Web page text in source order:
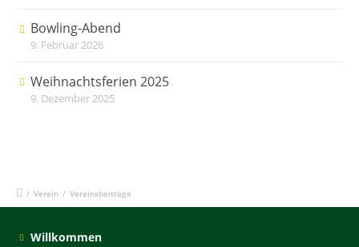
Bowling-Abend
9. Februar 2026
Weihnachtsferien 2025
9. Dezember 2025
/ Verein / Vereinsbeiträge
Willkommen